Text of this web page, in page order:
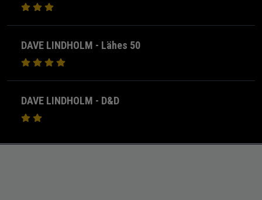
DAVE LINDHOLM - Lähes 50
DAVE LINDHOLM - D&D